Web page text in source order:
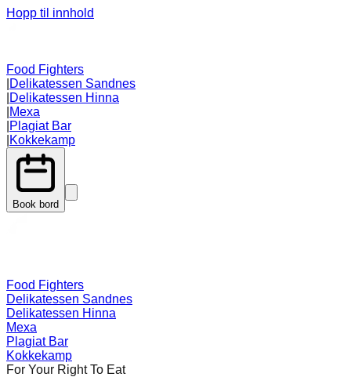
Hopp til innhold
Food Fighters
Delikatessen Sandnes
Delikatessen Hinna
Mexa
Plagiat Bar
Kokkekamp
Book bord
Food Fighters
Delikatessen Sandnes
Delikatessen Hinna
Mexa
Plagiat Bar
Kokkekamp
For Your Right To Eat